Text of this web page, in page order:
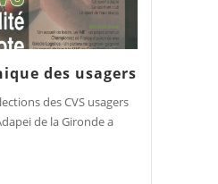
des usagers
des CVS usagers
de la Gironde a